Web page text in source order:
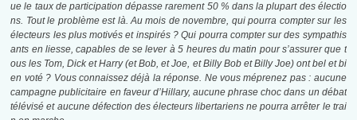
ue le taux de participation dépasse rarement 50 % dans la plupart des électio
ns. Tout le problème est là. Au mois de novembre, qui pourra compter sur les
électeurs les plus motivés et inspirés ? Qui pourra compter sur des sympathis
ants en liesse, capables de se lever à 5 heures du matin pour s’assurer que t
ous les Tom, Dick et Harry (et Bob, et Joe, et Billy Bob et Billy Joe) ont bel et bi
en voté ? Vous connaissez déjà la réponse. Ne vous méprenez pas : aucune
campagne publicitaire en faveur d’Hillary, aucune phrase choc dans un débat
télévisé et aucune défection des électeurs libertariens ne pourra arrêter le trai